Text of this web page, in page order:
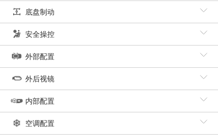
底盘制动
安全操控
外部配置
外后视镜
内部配置
空调配置